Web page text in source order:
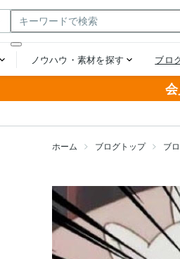
ホーム ブログトップ ブ